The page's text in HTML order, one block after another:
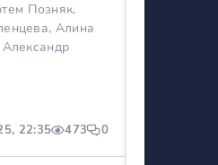
Позняк,
Алина
22:35 473 0